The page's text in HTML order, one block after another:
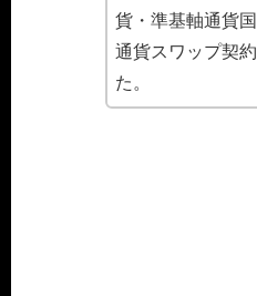
貨・準基軸通貨
通貨スワップ契
た。